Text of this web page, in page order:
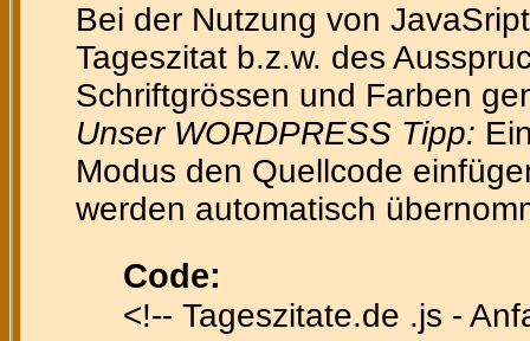
Bei der Nutzung von
Tageszitat b.z.w. des
Schriftgrössen und Farben
Unser WORDPRESS Tipp:
Modus den Quellcode
werden automatisch
Code:
<!-- Tageszitate.de .js -